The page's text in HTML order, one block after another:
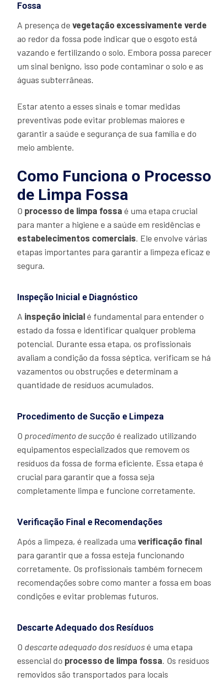
Fossa
A presença de vegetação excessivamente verde
ao redor da fossa pode indicar que o esgoto está
vazando e fertilizando o solo. Embora possa parecer
um sinal benigno, isso pode contaminar o solo e as
águas subterrâneas.
Estar atento a esses sinais e tomar medidas
preventivas pode evitar problemas maiores e
garantir a saúde e segurança de sua família e do
meio ambiente.
Como Funciona o Processo
de Limpa Fossa
O processo de limpa fossa é uma etapa crucial
para manter a higiene e a saúde em residências e
estabelecimentos comerciais. Ele envolve várias
etapas importantes para garantir a limpeza eficaz e
segura.
Inspeção Inicial e Diagnóstico
A inspeção inicialé fundamental para entender o
estado da fossa e identificar qualquer problema
potencial. Durante essa etapa, os profissionais
avaliam a condição da fossa séptica, verificam se há
vazamentos ou obstruções e determinam a
quantidade de resíduos acumulados.
Procedimento de Sucção e Limpeza
O procedimento de sucção é realizado utilizando
equipamentos especializados que removem os
resíduos da fossa de forma eficiente. Essa etapa é
crucial para garantir que a fossa seja
completamente limpa e funcione corretamente.
Verificação Final e Recomendações
Após a limpeza, é realizada uma verificação final
para garantir que a fossa esteja funcionando
corretamente. Os profissionais também fornecem
recomendações sobre como manter a fossa em boas
condições e evitar problemas futuros.
Descarte Adequado dos Resíduos
O descarte adequado dos resíduosé uma etapa
essencial do processo de limpa fossa. Os resíduos
removidos são transportados para locais